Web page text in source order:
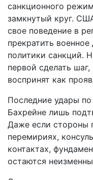
санкционного
замкнутый круг.
свое поведение в
прекратить военное
политики санкций.
первой сделать
воспринят как
Последние удары
Бахрейне лишь
Даже если стороны
перемириях,
контактах,
остаются